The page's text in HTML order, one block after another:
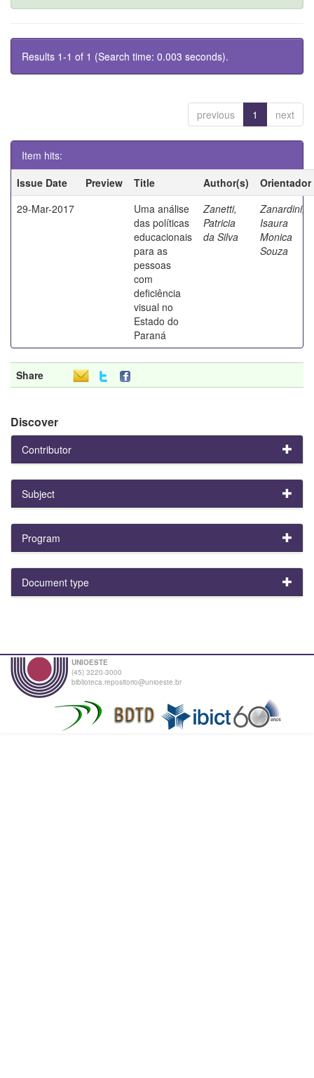
Results 1-1 of 1 (Search time: 0.003 seconds).
previous 1 next
Item hits:
Issue Date
Preview Title Author(s)
Orientador
29-Mar-2017
Uma análise
das políticas
educacionais
para as
pessoas
com
deficiência
visual no
Estado do
Paraná
Zanetti,
Patricia
da Silva
Zanardini,
Isaura
Monica
Souza
Share
Discover
Contributor
Subject
Program
Document type
UNIOESTE
(45) 3220-3000
biblioteca.repositorio@unioeste.br